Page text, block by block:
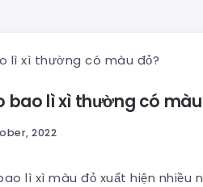
bao lì xì thường có
2022
lì xì màu đỏ xuất hiện nhiều